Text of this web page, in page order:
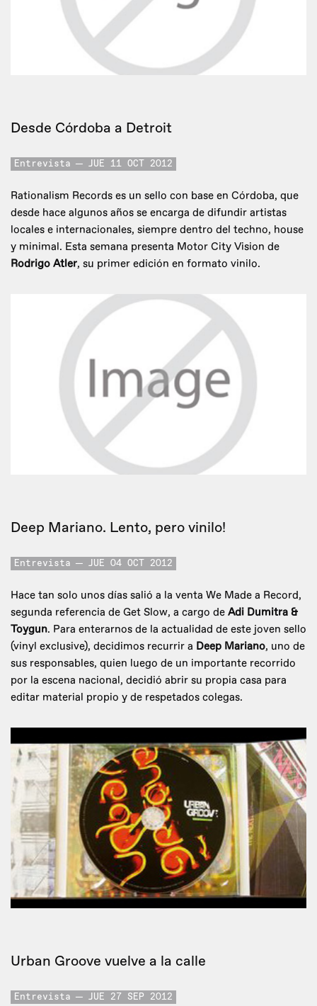
Desde Córdoba a Detroit
Entrevista JUE 11 OCT 2012
Rationalism Records es un sello con base en Córdoba, que
desde hace algunos años se encarga de difundir artistas
locales e internacionales, siempre dentro del techno, house
y minimal. Esta semana presenta Motor City Vision de
Rodrigo Atler, su primer edición en formato vinilo.
Deep Mariano. Lento, pero vinilo!
Entrevista JUE 04 OCT 2012
Hace tan solo unos días salió a la venta We Made a Record,
segunda referencia de Get Slow, a cargo de Adi Dumitra &
Toygun. Para enterarnos de la actualidad de este joven sello
(vinyl exclusive), decidimos recurrir a Deep Mariano, uno de
sus responsables, quien luego de un importante recorrido
por la escena nacional, decidió abrir su propia casa para
editar material propio y de respetados colegas.
Urban Groove vuelve a la calle
Entrevista JUE 27 SEP 2012